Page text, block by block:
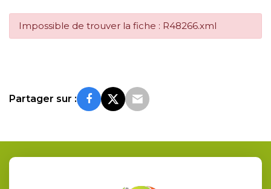
Impossible de trouver la fiche : R48266.xml
Partager sur :